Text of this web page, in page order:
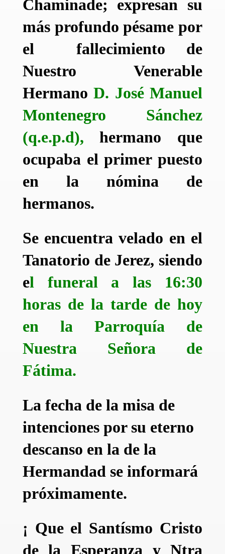
Chaminade; expresan su
más profundo pésame por
el fallecimiento de
Nuestro Venerable
HermanoD. José Manuel
Montenegro Sánchez
(q.e.p.d), hermano que
ocupaba el primer puesto
en la nómina de
hermanos.
Se encuentra velado en el
Tanatorio de Jerez, siendo
el funeral a las 16:30
horas de la tarde de hoy
en la Parroquía de
Nuestra Señora de
Fátima.
La fecha de la misa de
intenciones por su eterno
descanso en la de la
Hermandad se informará
próximamente.
¡ Que el Santísmo Cristo
de la Esperanza y Ntra